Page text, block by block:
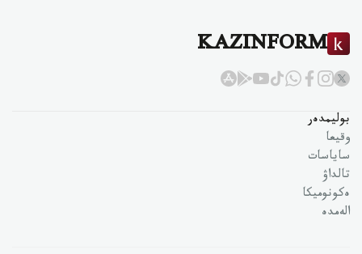
KAZINFORM
بوليمدەر
وقيعا
ساياسات
تالداۋ
ەكونوميكا
الەمدە